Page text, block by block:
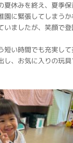
夏休みを終え、夏季保
園に緊張してしまう
いましたが、笑顔で
短い時間でも充実し
し、お気に入りの玩